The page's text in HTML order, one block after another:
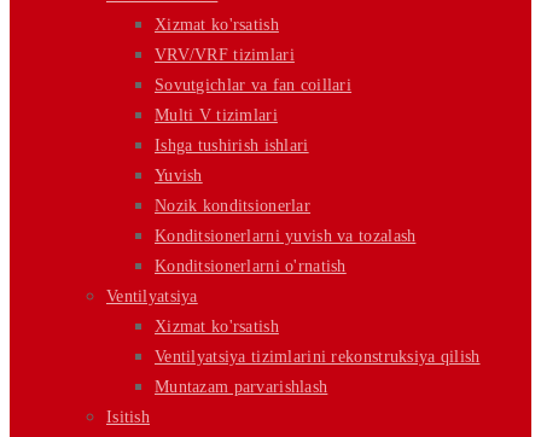
Xizmat ko'rsatish
VRV/VRF tizimlari
Sovutgichlar va fan coillari
Multi V tizimlari
Ishga tushirish ishlari
Yuvish
Nozik konditsionerlar
Konditsionerlarni yuvish va tozalash
Konditsionerlarni o'rnatish
Ventilyatsiya
Xizmat ko'rsatish
Ventilyatsiya tizimlarini rekonstruksiya qilish
Muntazam parvarishlash
Isitish